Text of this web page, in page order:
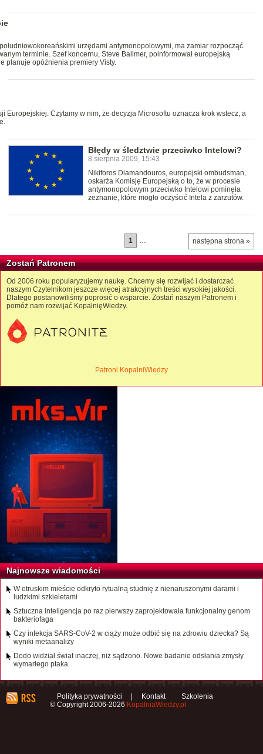
urzędami antymonopolowymi, ma zamiar rozpocząć
terminie. Szef koncernu, Steve Ballmer, poinformował europejską
planuje opóźnienia premiery Visty.
Europejskiej. Czytamy w nim, że decyzja Microsoftu oznacza krok wstecz, a
Błędy w śledztwie przeciwko Intelowi?
8 sierpnia 2009, 15:43
Nikiforos Diamandouros, europejski ombudsman,
oskarża Komisję Europejską o to, że w procesie
antymonopolowym przeciwko Intelowi pominęła
zeznanie, które mogło oczyścić Intela z zarzutów.
następna strona »
1 …
Zostań Patronem
Od 2006 roku popularyzujemy naukę. Chcemy się rozwijać i dostarczać
naszym Czytelnikom jeszcze więcej atrakcyjnych treści wysokiej jakości.
Dlatego postanowiliśmy poprosić o wsparcie. Zostań naszym Patronem i
pomóż nam rozwijać KopalnięWiedzy.
Patroni KopalniWiedzy
Najnowsze wiadomości
W etruskim mieście odkryto rytualną studnię z nienaruszonymi darami i
ludzkimi szkieletami
Sztuczna inteligencja po raz pierwszy zaprojektowała funkcjonalny genom
bakteriofaga
Czy infekcja SARS-CoV-2 w ciąży może odbić się na zdrowiu dziecka? Są
wyniki metaanalizy
Dodo widział świat inaczej, niż sądzono. Nowe badanie odsłania zmysły
wymarłego ptaka
Polityka prywatności Kontakt
Szkolenia
© Copyright 2006-2026 KopalniaWiedzy.pl